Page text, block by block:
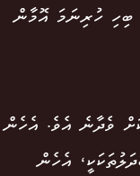
ބިހި ހުރިނަމަ އޮމާން
ވެދާނެ އެވެ. އެހެން
އެހެން